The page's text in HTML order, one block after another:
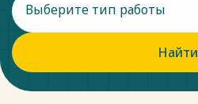
Выберите тип работы
Найти